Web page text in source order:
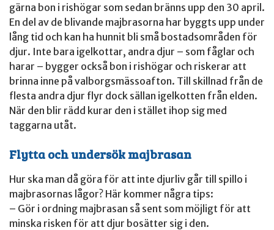
gärna bon i rishögar som sedan bränns upp den 30 april.
En del av de blivande majbrasorna har byggts upp under
lång tid och kan ha hunnit bli små bostadsområden för
djur. Inte bara igelkottar, andra djur – som fåglar och
harar – bygger också bon i rishögar och riskerar att
brinna inne på valborgsmässoafton. Till skillnad från de
flesta andra djur flyr dock sällan igelkotten från elden.
När den blir rädd kurar den i stället ihop sig med
taggarna utåt.
Flytta och undersök majbrasan
Hur ska man då göra för att inte djurliv går till spillo i
majbrasornas lågor? Här kommer några tips:
– Gör i ordning majbrasan så sent som möjligt för att
minska risken för att djur bosätter sig i den.